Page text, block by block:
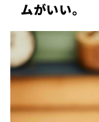
ムがいい。